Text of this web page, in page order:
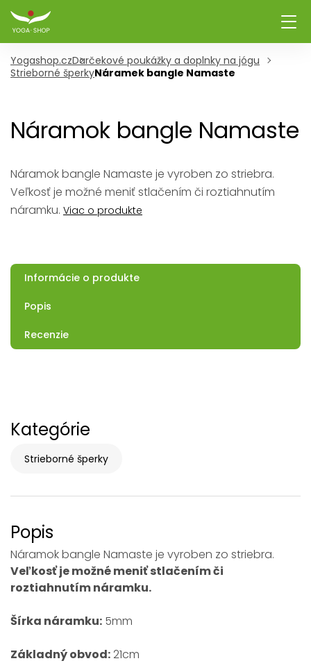
Yogashop.czDarčekové poukážky a doplnky na jógu
Strieborné šperkyNáramek bangle Namaste
Náramok bangle Namaste
Náramok bangle Namaste je vyroben zo striebra.
Veľkosť je možné meniť stlačením či roztiahnutím
náramku. Viac o produkte
Informácie o produkte
Popis
Recenzie
Kategórie
Strieborné šperky
Popis
Náramok bangle Namaste je vyroben zo striebra.
Veľkosť je možné meniť stlačením či
roztiahnutím náramku.
Šírka náramku: 5mm
Základný obvod:21cm